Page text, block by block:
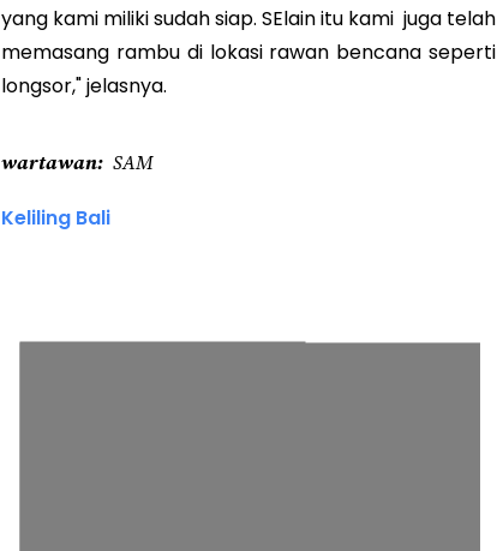
yang kami miliki sudah siap. SElain itu kami juga telah
memasang rambu di lokasi rawan bencana seperti
longsor," jelasnya.
wartawan SAM
Keliling Bali